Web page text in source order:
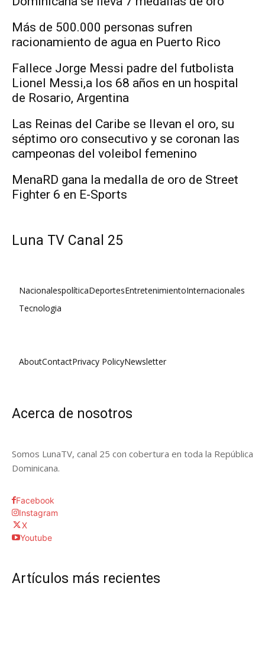
Más de 500.000 personas sufren
racionamiento de agua en Puerto Rico
Fallece Jorge Messi padre del futbolista
Lionel Messi,a los 68 años en un hospital
de Rosario, Argentina
Las Reinas del Caribe se llevan el oro, su
séptimo oro consecutivo y se coronan las
campeonas del voleibol femenino
MenaRD gana la medalla de oro de Street
Fighter 6 en E-Sports
Luna TV Canal 25
NacionalespolíticaDeportesEntretenimientoInternacionales
Tecnologia
AboutContactPrivacy PolicyNewsletter
Acerca de nosotros
Somos LunaTV, canal 25 con cobertura en toda la República
Dominicana.
Facebook
Instagram
X
Youtube
Artículos más recientes